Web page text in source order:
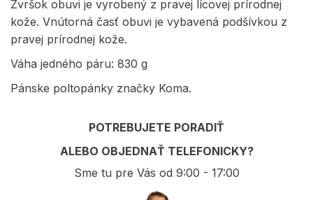
Zvršok obuvi je vyrobený z pravej lícovej prírodnej
kože. Vnútorná časť obuvi je vybavená podšívkou z
pravej prírodnej kože.
Váha jedného páru: 830 g
Pánske poltopánky značky Koma.
POTREBUJETE PORADIŤ
ALEBO OBJEDNAŤ TELEFONICKY?
Sme tu pre Vás od 9:00 - 17:00